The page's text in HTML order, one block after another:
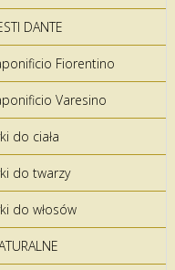
DANTE
Fiorentino
Varesino
do ciała
do twarzy
do włosów